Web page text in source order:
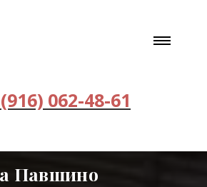
062-48-61
Павшино